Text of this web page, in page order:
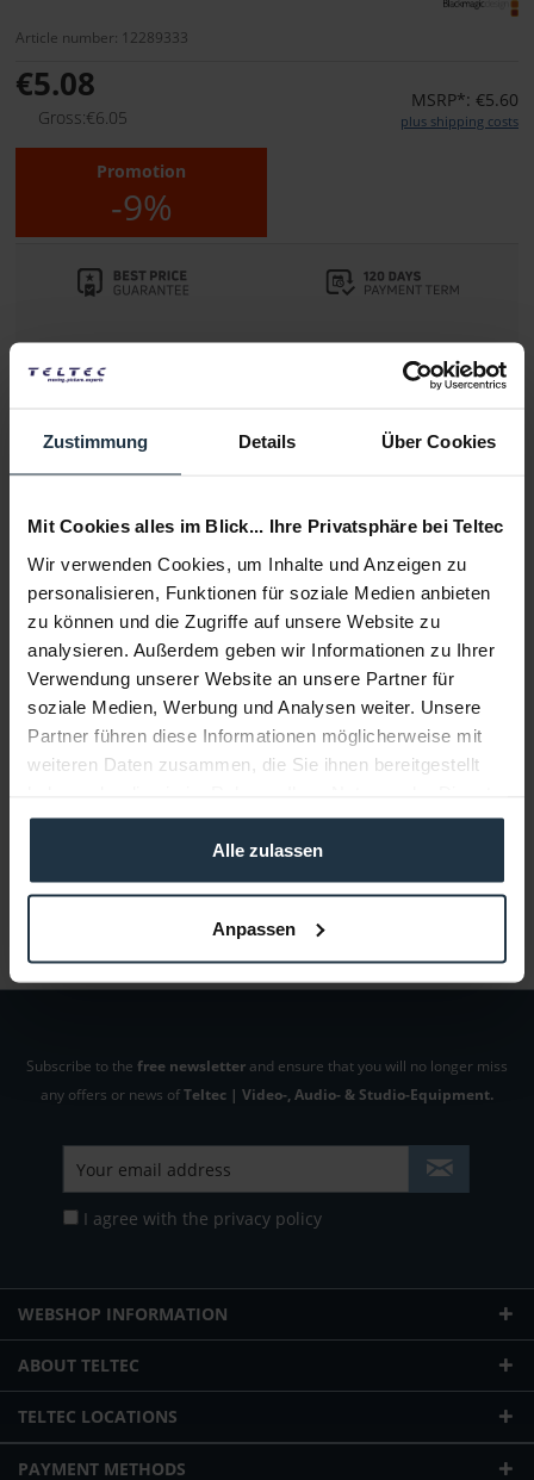
Zustimmung Details Über Cookies
Mit Cookies alles im Blick... Ihre Privatsphäre bei Teltec
Wir verwenden Cookies, um Inhalte und Anzeigen zu
personalisieren, Funktionen für soziale Medien anbieten
zu können und die Zugriffe auf unsere Website zu
analysieren. Außerdem geben wir Informationen zu Ihrer
Verwendung unserer Website an unsere Partner für
soziale Medien, Werbung und Analysen weiter. Unsere
Partner führen diese Informationen möglicherweise mit
weiteren Daten zusammen, die Sie ihnen bereitgestellt
gesammelt haben.
Alle zulassen
Anpassen
Article number: 12289333
€5.08
Gross:€6.05
MSRP*: €5.60
plus shipping costs
Promotion
-9%
Delivery time:
2-3 weeks from order
Description
Montageschrauben für URSA Mini Pro Kamera und URSA
Mini Pro EF Mount. Lieferumfang 8x...more
Consultation
Media
Manufacturer & Product Safety Information
Folgende Infos zum Hersteller sind verfübar......
Subscribe to the free newsletter and ensure that you will no longer miss
any offers or news ofTeltec | Video-, Audio- & Studio-Equipment.
I agree with the privacy policy
WEBSHOP INFORMATION
ABOUT TELTEC
TELTEC LOCATIONS
PAYMENT METHODS